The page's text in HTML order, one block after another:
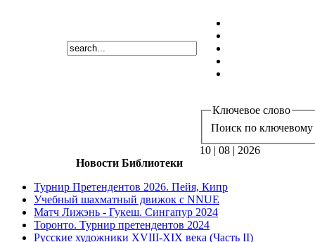
Ключевое слово
Поиск по ключевому
10 | 08 | 2026
Новости Библиотеки
Турнир Претендентов 2026. Пейя, Кипр
Учебный шахматный движок с NNUE
Матч Лижэнь - Гукеш. Сингапур 2024
Торонто. Турнир претендентов 2024
Русские художники XVIII-XIX века (Часть II)